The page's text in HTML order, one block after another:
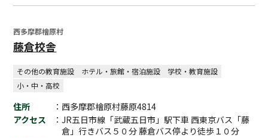
西多摩郡檜原村
藤倉校舎
その他の教育施設 ホテル・旅館・宿泊施設
学校・教育施設
小・中・高校
住所
：西多摩郡檜原村藤原4814
アクセス
：JR五日市線「武蔵五日市」駅下車 西東京バス「藤
倉」行きバス５０分 藤倉バス停より徒歩１０分